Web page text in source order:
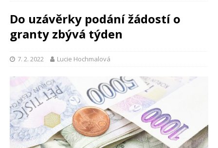
Do uzávěrky podání žádostí o
granty zbývá týden
7. 2. 2022 Lucie Hochmalová